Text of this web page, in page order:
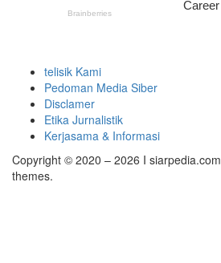
telisik Kami
Pedoman Media Siber
Disclamer
Etika Jurnalistik
Kerjasama & Informasi
Copyright © 2020 – 2026 I siarpedia.com
themes.